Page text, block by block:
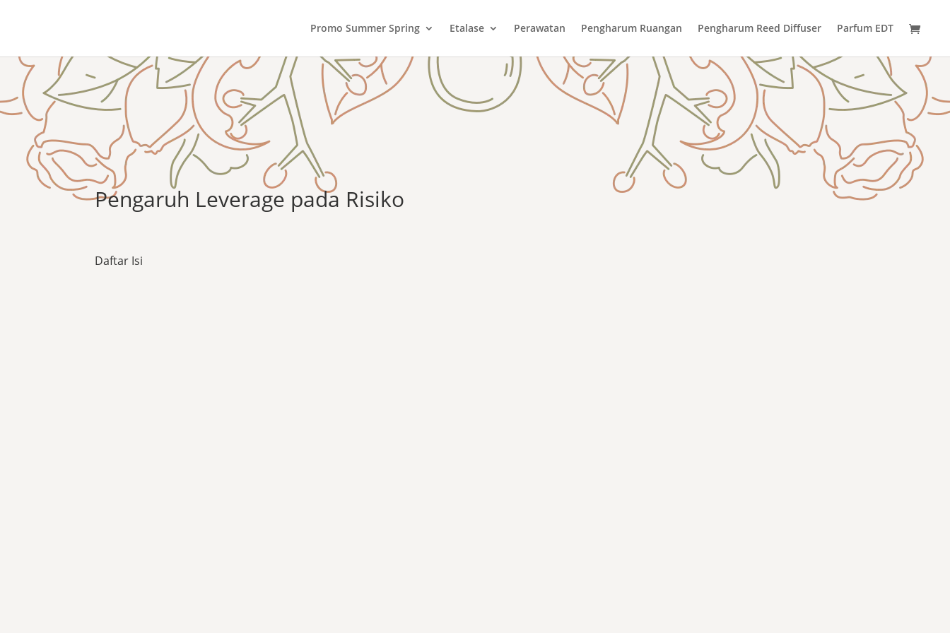
Promo Summer Spring Etalase Perawatan Pengharum Ruangan Pengharum Reed Diffuser Parfum EDT
Pengaruh Leverage pada Risiko
Daftar Isi